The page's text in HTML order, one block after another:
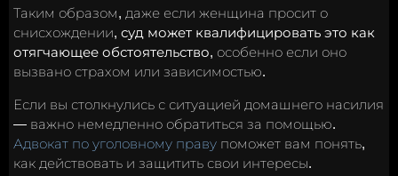
Таким образом, даже если женщина просит о
снисхождении, суд может квалифицировать это как
отягчающее обстоятельство, особенно если оно
вызвано страхом или зависимостью.
Если вы столкнулись с ситуацией домашнего насилия
— важно немедленно обратиться за помощью.
Адвокат по уголовному праву поможет вам понять,
как действовать и защитить свои интересы.